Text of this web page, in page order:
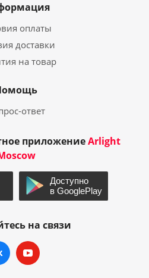
оплаты
доставки
на товар
ответ
приложениеArlight
на связи